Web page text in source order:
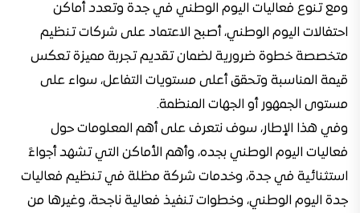
ومع تنوع فعاليات اليوم الوطني في جدة وتعدد أماكن
احتفالات اليوم الوطني، أصبح الاعتماد على شركات تنظيم
متخصصة خطوة ضرورية لضمان تقديم تجربة مميزة تعكس
قيمة المناسبة وتحقق أعلى مستويات التفاعل، سواء على
مستوى الجمهور أو الجهات المنظمة.
وفي هذا الإطار، سوف نتعرف على أهم المعلومات حول
فعاليات اليوم الوطني بجده، وأهم الأماكن التي تشهد أجواءً
استثنائية في جدة، وخدمات شركة مظلة في تنظيم فعاليات
جدة اليوم الوطني، وخطوات تنفيذ فعالية ناجحة، وغيرها من